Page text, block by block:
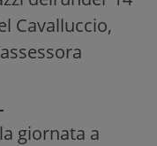
Cavalluccio,
giornata a